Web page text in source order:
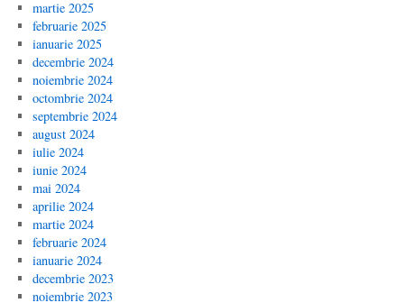
martie 2025
februarie 2025
ianuarie 2025
decembrie 2024
noiembrie 2024
octombrie 2024
septembrie 2024
august 2024
iulie 2024
iunie 2024
mai 2024
aprilie 2024
martie 2024
februarie 2024
ianuarie 2024
decembrie 2023
noiembrie 2023